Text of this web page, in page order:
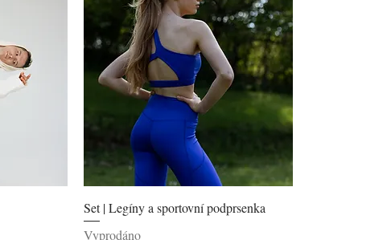
Rychlý náhled
Set | Legíny a sportovní podprsenka
Vyprodáno